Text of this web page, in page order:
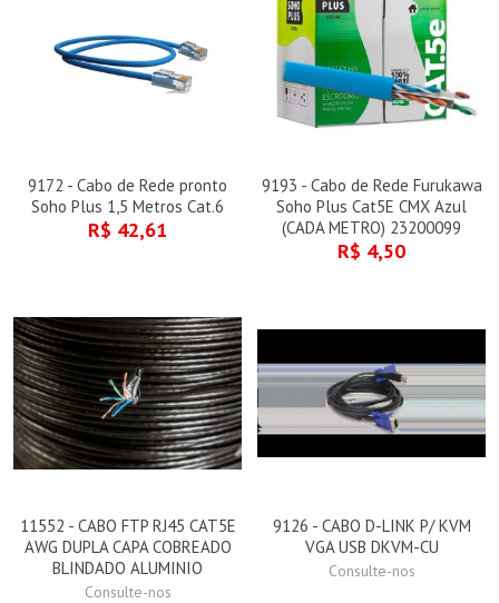
9172 - Cabo de Rede pronto
Soho Plus 1,5 Metros Cat.6
R$ 42,61
9193 - Cabo de Rede Furukawa
Soho Plus Cat5E CMX Azul
(CADA METRO) 23200099
R$ 4,50
11552 - CABO FTP RJ45 CAT5E
AWG DUPLA CAPA COBREADO
BLINDADO ALUMINIO
Consulte-nos
9126 - CABO D-LINK P/ KVM
VGA USB DKVM-CU
Consulte-nos